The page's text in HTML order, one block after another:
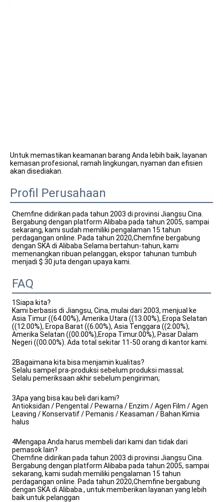
Untuk memastikan keamanan barang Anda lebih baik, layanan
kemasan profesional, ramah lingkungan, nyaman dan efisien
akan disediakan.
Profil Perusahaan
Chemfine didirikan pada tahun 2003 di provinsi Jiangsu Cina.
Bergabung dengan platform Alibaba pada tahun 2005, sampai
sekarang, kami sudah memiliki pengalaman 15 tahun
perdagangan online. Pada tahun 2020,Chemfine bergabung
dengan SKA di Alibaba.Selama bertahun-tahun, kami
memenangkan ribuan pelanggan, ekspor tahunan tumbuh
menjadi $ 30 juta dengan upaya kami.
FAQ
1Siapa kita?
Kami berbasis di Jiangsu, Cina, mulai dari 2003, menjual ke
Asia Timur ((64.00%), Amerika Utara ((13.00%), Eropa Selatan
((12.00%), Eropa Barat ((6.00%), Asia Tenggara ((2.00%),
Amerika Selatan ((00.00%),Eropa Timur.00%), Pasar Dalam
Negeri ((00.00%). Ada total sekitar 11-50 orang di kantor kami.
2Bagaimana kita bisa menjamin kualitas?
Selalu sampel pra-produksi sebelum produksi massal;
Selalu pemeriksaan akhir sebelum pengiriman;
3Apa yang bisa kau beli dari kami?
Antioksidan / Pengental / Pewarna / Enzim / Agen Film / Agen
Leaving / Konservatif / Pemanis / Keasaman / Bahan Kimia
halus
4Mengapa Anda harus membeli dari kami dan tidak dari
pemasok lain?
Chemfine didirikan pada tahun 2003 di provinsi Jiangsu Cina.
Bergabung dengan platform Alibaba pada tahun 2005, sampai
sekarang, kami sudah memiliki pengalaman 15 tahun
perdagangan online. Pada tahun 2020,Chemfine bergabung
dengan SKA di Alibaba., untuk memberikan layanan yang lebih
baik untuk pelanggan